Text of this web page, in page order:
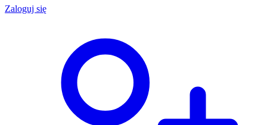
Zaloguj się